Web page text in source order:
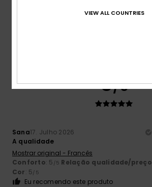
5/5
Sana17. Julho 2026
A qualidade
Mostrar original - Francês
Conforto: 5 /5 Relação qualidade/preço
Cor: 5/5
Eu recomendo este produto
VIEW ALL COUNTRIES